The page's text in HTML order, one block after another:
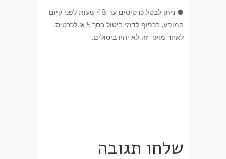
● ניתן לבטל כרטיסים עד 48 שעות לפני קיום
המופע, בכפוף לדמי ביטול בסך 5 ₪ לכרטיס.
לאחר מועד זה לא יהיו ביטולים.
שלחו תגובה